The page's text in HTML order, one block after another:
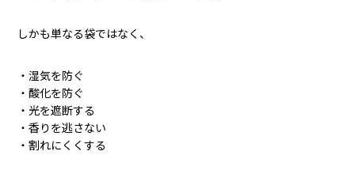
しかも単なる袋ではなく、
・湿気を防ぐ
・酸化を防ぐ
・光を遮断する
・香りを逃さない
・割れにくくする